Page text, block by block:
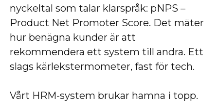
nyckeltal som talar klarspråk: pNPS –
Product Net Promoter Score. Det mäter
hur benägna kunder är att
rekommendera ett system till andra. Ett
slags kärlekstermometer, fast för tech.
Vårt HRM-system brukar hamna i topp.